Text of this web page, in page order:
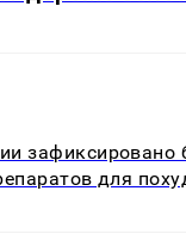
зафиксировано
для